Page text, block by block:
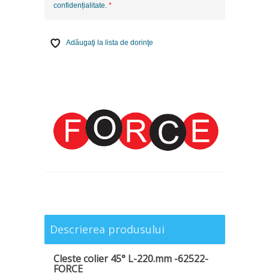
confidențialitate
Adăugaţi la lista de dorinţe
Descrierea produsului
Cleste colier 45° L-220.mm -62522-
FORCE